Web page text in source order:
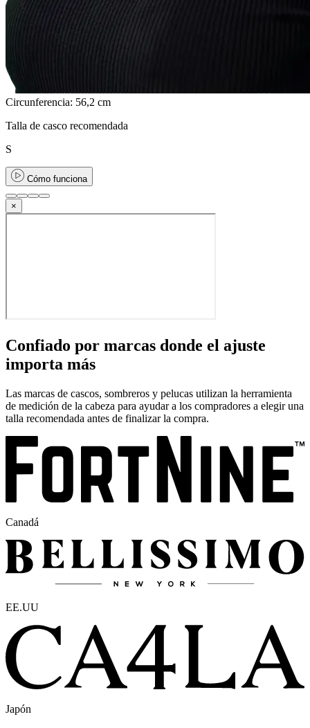
Circunferencia: 56,2 cm
Talla de casco recomendada
S
Cómo funciona
×
Confiado por marcas donde el ajuste
importa más
Las marcas de cascos, sombreros y pelucas utilizan la herramienta
de medición de la cabeza para ayudar a los compradores a elegir una
talla recomendada antes de finalizar la compra.
Canadá
EE.UU
Japón